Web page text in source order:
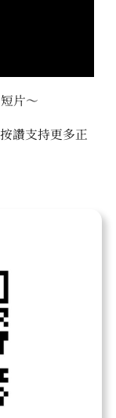
片～
讚支持更多正